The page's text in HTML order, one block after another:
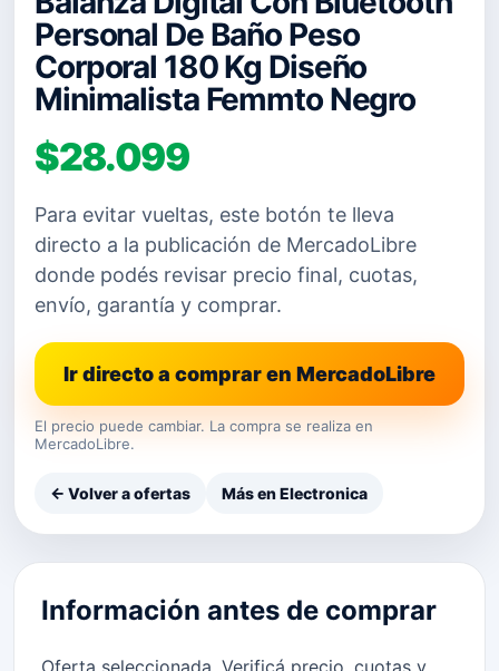
Personal De Baño Peso
Corporal 180 Kg Diseño
Minimalista Femmto Negro
$28.099
Para evitar vueltas, este botón te lleva
directo a la publicación de MercadoLibre
donde podés revisar precio final, cuotas,
envío, garantía y comprar.
Ir directo a comprar en MercadoLibre
El precio puede cambiar. La compra se realiza en
MercadoLibre.
← Volver a ofertas Más en Electronica
Información antes de comprar
Oferta seleccionada. Verificá precio, cuotas y